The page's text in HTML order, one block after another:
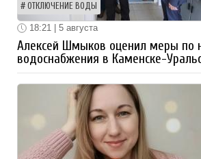
ОТКЛЮЧЕНИЕ ВОДЫ
18:21 | 5 августа
Алексей Шмыков оценил меры по
водоснабжения в Каменске-